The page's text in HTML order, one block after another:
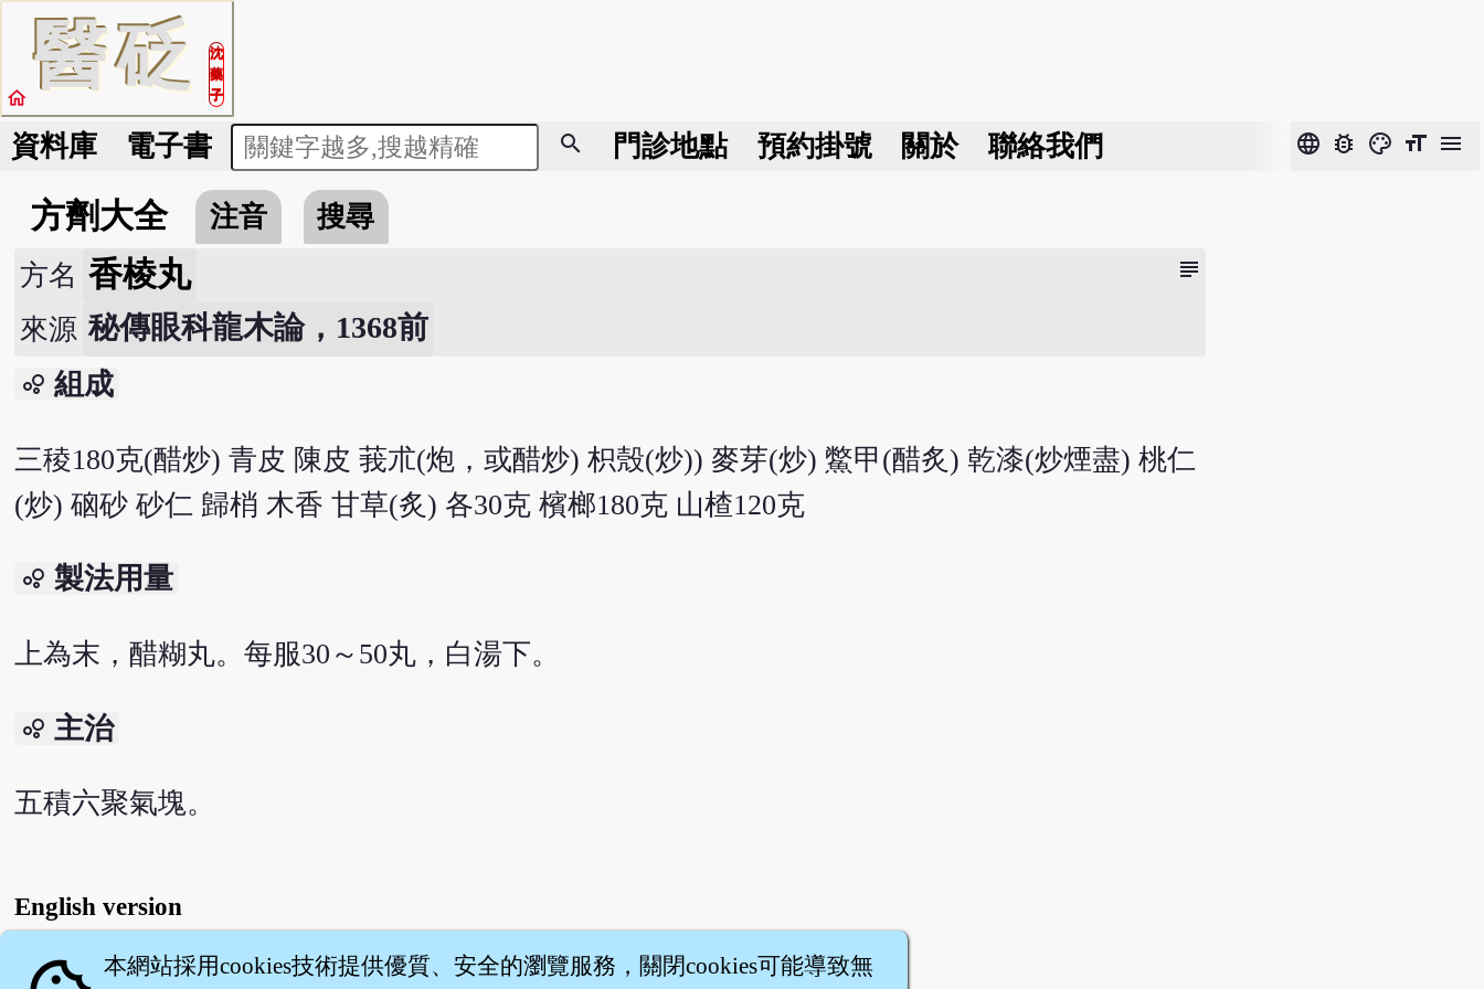
醫砭
沈
藥
子
home
資料庫 電子書 search 門診地點 預約掛號 關於 聯絡我們 language bug_report color_lens format_size menu
方劑大全 注音 搜尋
subject
方名 香棱丸
來源 秘傳眼科龍木論，1368前
bubble_chart 組成
三稜180克(醋炒) 青皮 陳皮 莪朮(炮，或醋炒) 枳殼(炒)) 麥芽(炒) 鱉甲(醋炙) 乾漆(炒煙盡) 桃仁
(炒) 硇砂 砂仁 歸梢 木香 甘草(炙) 各30克 檳榔180克 山楂120克
bubble_chart 製法用量
上為末，醋糊丸。每服30～50丸，白湯下。
bubble_chart 主治
五積六聚氣塊。
English version
本網站採用cookies技術提供優質、安全的瀏覽服務，關閉cookies可能導致無